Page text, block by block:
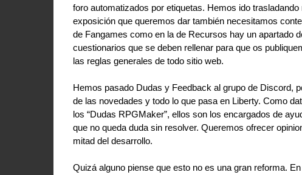
foro automatizados por etiquetas. Hemos ido
exposición que queremos dar también necesitamos
de Fangames como en la de Recursos hay un apartado
cuestionarios que se deben rellenar para que os
las reglas generales de todo sitio web.
Hemos pasado Dudas y Feedback al grupo de Discord,
de las novedades y todo lo que pasa en Liberty. Como
los “Dudas RPGMaker”, ellos son los encargados de
que no queda duda sin resolver. Queremos ofrecer
mitad del desarrollo.
Quizá alguno piense que esto no es una gran reforma.